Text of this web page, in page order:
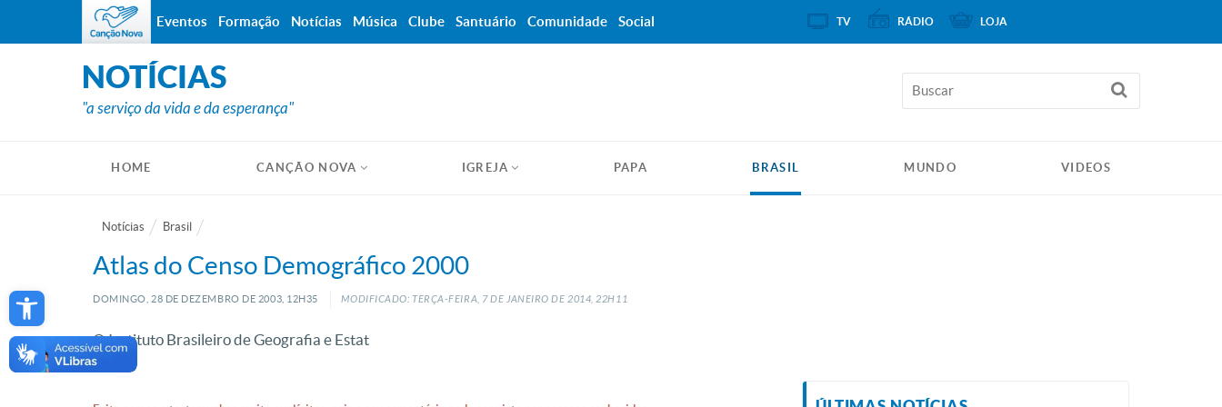
Open toolbar
NOTÍCIAS
"a serviço da vida e da esperança"
HOME CANÇÃO NOVA IGREJA PAPA BRASIL MUNDO VIDEOS
Notícias Brasil
Atlas do Censo Demográfico 2000
DOMINGO, 28 DE DEZEMBRO DE 2003, 12H35 MODIFICADO: TERÇA-FEIRA, 7DE JANEIRO DE2014, 22H11
O Instituto Brasileiro de Geografia e Estat
Eventos Formação Notícias Música Clube Santuário Comunidade Social TV RÁDIO LOJA